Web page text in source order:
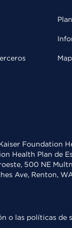
Foundation
Health Plan de
500 NE
Ave, Renton,
o las políticas de